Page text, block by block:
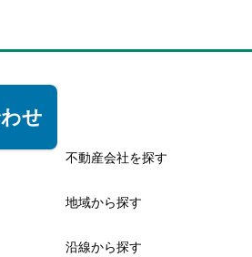
せ
不動産会社を探す
地域から探す
沿線から探す